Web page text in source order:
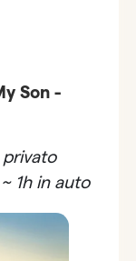
Son -
privato
1h in auto